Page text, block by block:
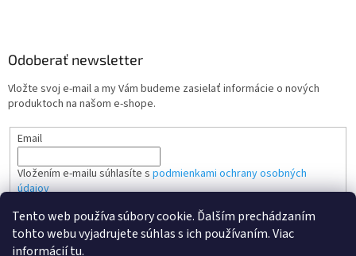
Tento web používa súbory cookie. Ďalším prechádzaním
tohto webu vyjadrujete súhlas s ich používaním. Viac
informáciítu.
Odoberať newsletter
Vložte svoj e-mail a my Vám budeme zasielať informácie o nových
produktoch na našom e-shope.
Email
Vložením e-mailu súhlasíte s podmienkami ochrany osobných
údajov
PRIHLÁSIŤ SA